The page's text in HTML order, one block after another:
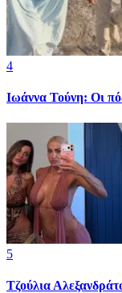
4
Ιωάννα Τούνη: Οι
5
Τζούλια